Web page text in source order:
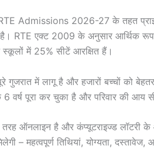
Admissions 2026-27 के तहत
RTE एक्ट 2009 के अनुसार आर्थिक
स्कूलों में 25% सीटें आरक्षित हैं।
गुजरात में लागू है और हजारों बच्चों को
वर्ष पूरा कर चुका है और परिवार की आय
ऑनलाइन है और कंप्यूटराइज्ड लॉटरी
– महत्वपूर्ण तिथियां, योग्यता,